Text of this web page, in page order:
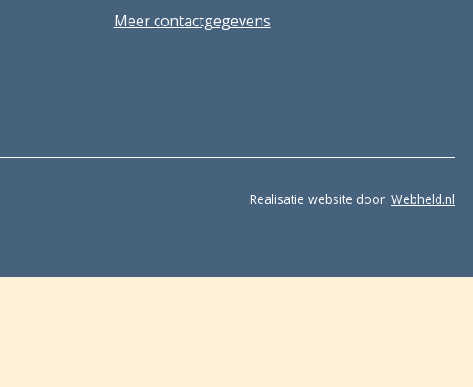
Meer contactgegevens
Realisatie website door: Webheld.nl